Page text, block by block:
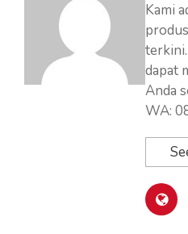
Kami
dapat
Anda
WA: